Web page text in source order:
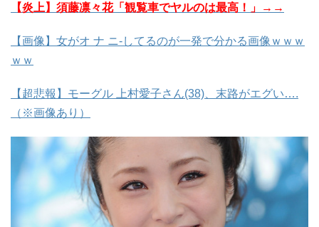
【炎上】須藤凛々花「観覧車でヤルのは最高！」→→
【画像】女がオ ナ ニ-してるのが一発で分かる画像ｗｗｗ
ｗｗ
【超悲報】モーグル 上村愛子さん(38)、末路がエグい….
（※画像あり）